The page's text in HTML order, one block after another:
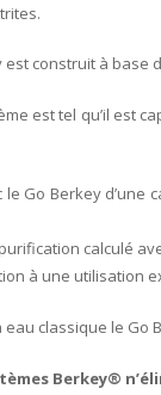
construit à base
est tel qu’il est
le Go Berkey d’une
calculé
à une utilisation
eau classique le
Berkey®